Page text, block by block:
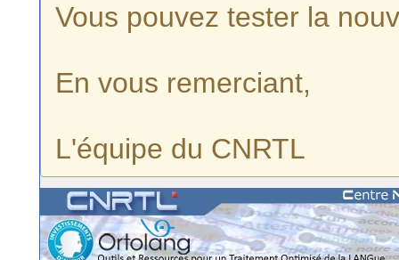
Vous pouvez tester la
En vous remerciant,
L'équipe du CNRTL